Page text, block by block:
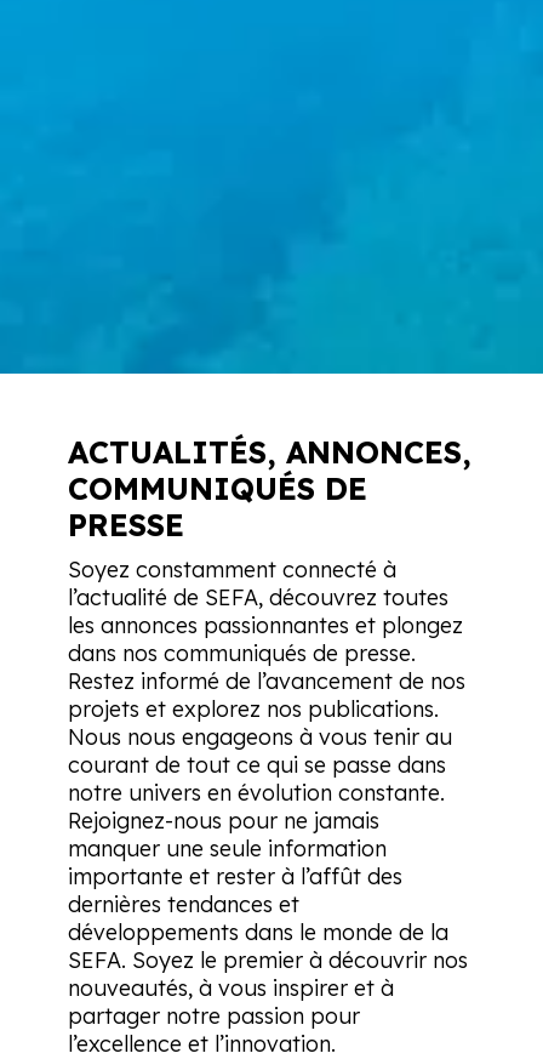
ACTUALITÉS, ANNONCES,
COMMUNIQUÉS DE
PRESSE
Soyez constamment connecté à
l’actualité de SEFA, découvrez toutes
les annonces passionnantes et plongez
dans nos communiqués de presse.
Restez informé de l’avancement de nos
projets et explorez nos publications.
Nous nous engageons à vous tenir au
courant de tout ce qui se passe dans
notre univers en évolution constante.
Rejoignez-nous pour ne jamais
manquer une seule information
importante et rester à l’affût des
dernières tendances et
développements dans le monde de la
SEFA. Soyez le premier à découvrir nos
nouveautés, à vous inspirer et à
partager notre passion pour
l’excellence et l’innovation.